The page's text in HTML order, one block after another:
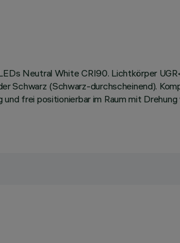
Neutral White CRI90. Lichtkörper
Schwarz (Schwarz-durchscheinend).
frei positionierbar im Raum mit